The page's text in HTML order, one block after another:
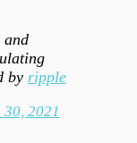
and
by ripple
2021